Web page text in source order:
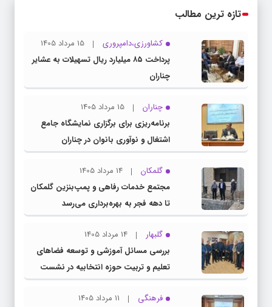
تازه ترین مطالب
کشاورزی،دامپروری
15 مرداد 1405
پرداخت ۸۵ میلیارد ریال تسهیلات به عشایر
چناران
چناران
15 مرداد 1405
برنامه‌ریزی برای برگزاری نمایشگاه جامع
اشتغال و نوآوری بانوان در چناران
گلمکان
14 مرداد 1405
مجتمع خدمات رفاهی و پمپ‌بنزین گلمکان
تا دهه فجر به بهره‌برداری می‌رسد
گلبهار
14 مرداد 1405
بررسی مسائل آموزشی و توسعه فضاهای
تعلیم و تربیت حوزه انتخابیه در نشست
مشترک عضو کمیسیون آموزش مجلس با
مدیرکل آموزش و پرورش خراسان رضوی
فرهنگی
11 مرداد 1405